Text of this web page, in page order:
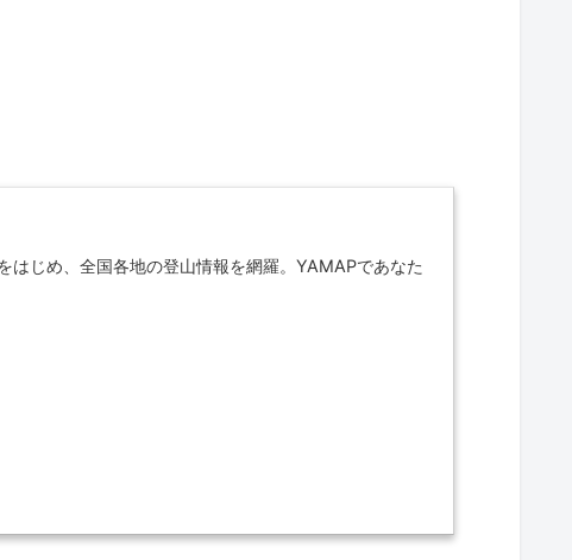
じめ、全国各地の登山情報を網羅。YAMAPであなた